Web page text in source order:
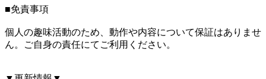
■免責事項
個人の趣味活動のため、動作や内容について保証はありませ
ん。ご自身の責任にてご利用ください。